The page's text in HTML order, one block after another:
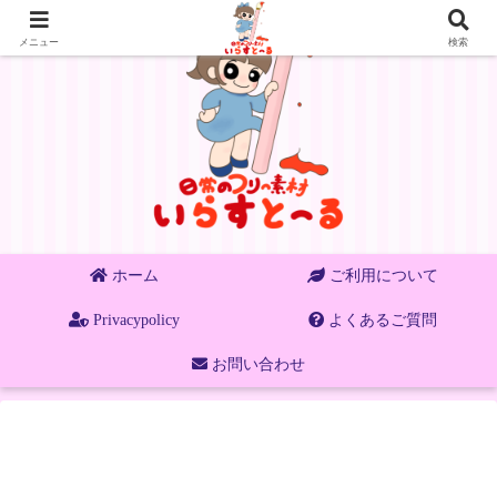
ホーム ご利用について
Privacypolicy よくあるご質問
お問い合わせ
メニュー 検索